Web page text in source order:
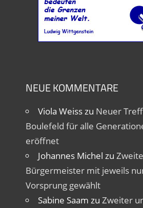
NEUE KOMMENTARE
Viola Weisszu Neuer
Boulefeld für alle
eröffnet
Johannes Michel zu
Bürgermeister mit jeweils
Vorsprung gewählt
Sabine Saam zu Zweiter